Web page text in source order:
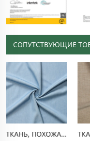
СОПУТСТВУЮЩИЕ
ТКАНЬ, ПОХОЖАЯ НА ДЕНИМ, TR